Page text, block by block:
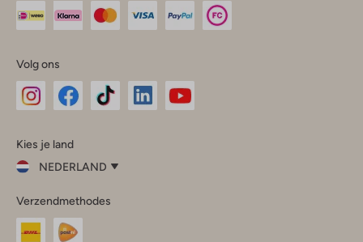
Volg ons
InstagramFacebook
Kies je land
NEDERLAND
je
land
Verzendmethodes